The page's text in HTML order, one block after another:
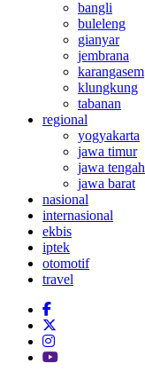
bangli
buleleng
gianyar
jembrana
karangasem
klungkung
tabanan
regional
yogyakarta
jawa timur
jawa tengah
jawa barat
nasional
internasional
ekbis
iptek
otomotif
travel